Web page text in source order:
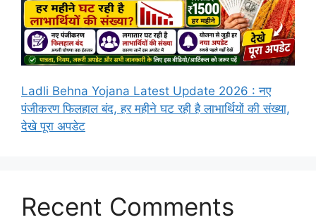
Ladli Behna Yojana Latest Update 2026 : नए
पंजीकरण फिलहाल बंद, हर महीने घट रही है लाभार्थियों की संख्या,
देखे पूरा अपडेट
Recent Comments